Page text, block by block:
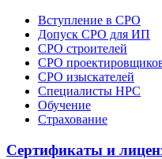
Вступление в СРО
Допуск СРО для ИП
СРО строителей
СРО
СРО изыскателей
Специалисты НРС
Обучение
Страхование
Сертификаты и